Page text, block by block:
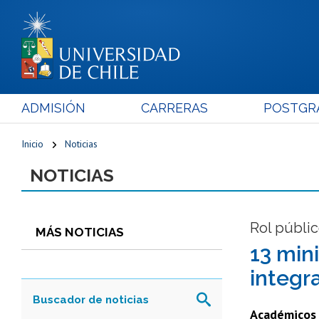
ADMISIÓN CARRERAS
Inicio Noticias
NOTICIAS
MÁS NOTICIAS Rol
13